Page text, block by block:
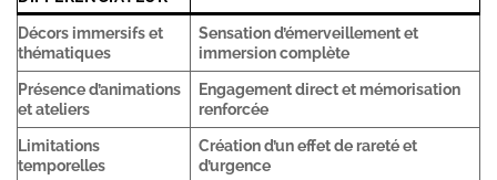
Décors immersifs et
thématiques
Sensation d’émerveillement et
immersion complète
Présence d’animations
et ateliers
Engagement direct et mémorisation
renforcée
Limitations
temporelles
Création d’un effet de rareté et
d’urgence